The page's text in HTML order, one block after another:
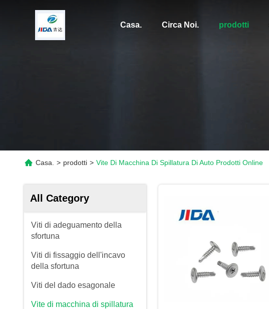
Casa. Circa Noi. prodotti
Casa. > prodotti > Vite Di Macchina Di Spillatura Di Auto Prodotti Online
All Category
Viti di adeguamento della
sfortuna
Viti di fissaggio dell'incavo
della sfortuna
Viti del dado esagonale
Vite di macchina di spillatura